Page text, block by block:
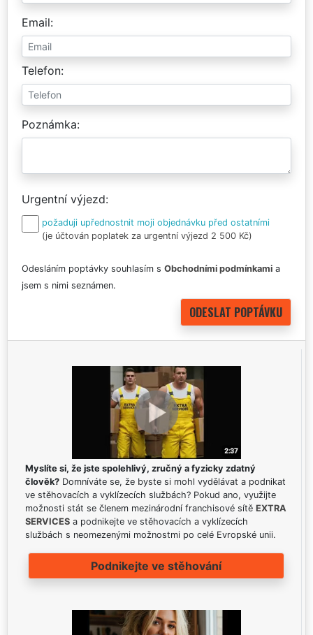
Email
Telefon
Poznámka
Urgentní výjezd
požaduji upřednostnit moji objednávku před ostatními
(je účtován poplatek za urgentní výjezd 2 500 Kč)
Odesláním poptávky souhlasím s Obchodními podmínkami a
jsem s nimi seznámen.
Myslíte si, že jste spolehlivý, zručný a fyzicky zdatný
člověk? Domníváte se, že byste si mohl vydělávat a podnikat
ve stěhovacích a vyklízecích službách? Pokud ano, využijte
možnosti stát se členem mezinárodní franchisové sítě EXTRA
SERVICES a podnikejte ve stěhovacích a vyklízecích
službách s neomezenými možnostmi po celé Evropské unii.
Podnikejte ve stěhování